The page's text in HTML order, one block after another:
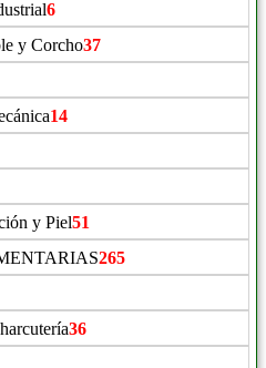
6
y Corcho37
14
y Piel51
265
36